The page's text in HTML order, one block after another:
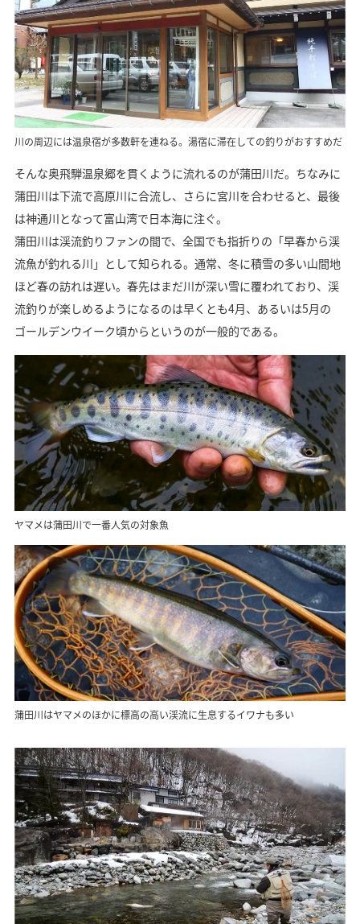
川の周辺には温泉宿が多数軒を連ねる。湯宿に滞在しての釣りがおすすめだ
そんな奥飛騨温泉郷を貫くように流れるのが蒲田川だ。ちなみに
蒲田川は下流で高原川に合流し、さらに宮川を合わせると、最後
は神通川となって富山湾で日本海に注ぐ。
蒲田川は渓流釣りファンの間で、全国でも指折りの「早春から渓
流魚が釣れる川」として知られる。通常、冬に積雪の多い山間地
ほど春の訪れは遅い。春先はまだ川が深い雪に覆われており、渓
流釣りが楽しめるようになるのは早くとも4月、あるいは5月の
ゴールデンウイーク頃からというのが一般的である。
ヤマメは蒲田川で一番人気の対象魚
蒲田川はヤマメのほかに標高の高い渓流に生息するイワナも多い